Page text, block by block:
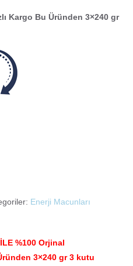
Kargo Bu Üründen 3×240 gr
Enerji Macunları
%100 Orjinal
3×240 gr 3 kutu